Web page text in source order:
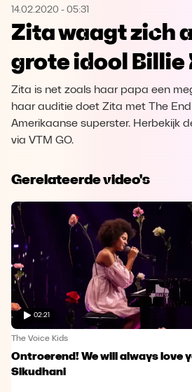
Microsoft Edge
Opera
14.02.2020 - 05:31
Zita waagt zich
grote idool Billie
Zita is net zoals haar papa een
haar auditie doet Zita met The
Amerikaanse superster. Herbekijk
via VTM GO.
Gerelateerde video's
02:21
The Voice Kids
Ontroerend! We will always love
Sikudhani